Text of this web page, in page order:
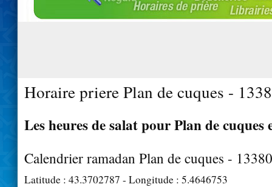
Horaire priere Plan de cuques -
Les heures de salat pour Plan de cuques
Calendrier ramadan Plan de cuques - 13380
Latitude : 43.3702787 - Longitude : 5.4646753